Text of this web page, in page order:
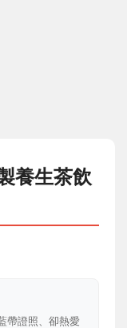
養生茶飲
帶證照、卻熱愛